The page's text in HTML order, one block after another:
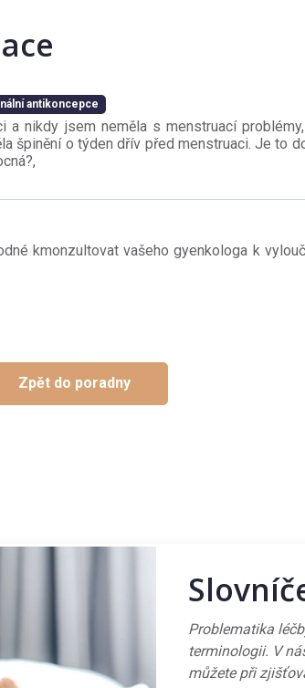
antikoncepce
a nikdy jsem neměla s menstruací
špinění o týden dřív před menstruaci. Je to
kmonzultovat vašeho gyenkologa k
Zpět do poradny
Problematika
terminologii. V
můžete při